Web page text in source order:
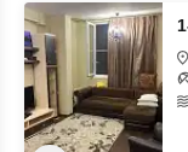
1-
комнатная
квартира
Агрба
16
кв
12
на